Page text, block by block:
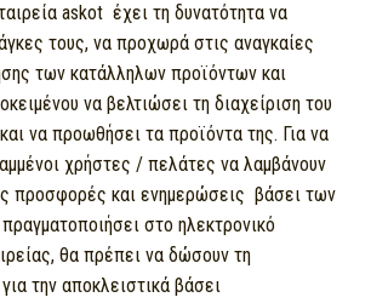
askot έχει τη δυνατότητα να
τους, να προχωρά στις αναγκαίες
των κατάλληλων προϊόντων και
να βελτιώσει τη διαχείριση του
να προωθήσει τα προϊόντα της. Για να
χρήστες / πελάτες να λαμβάνουν
προσφορές και ενημερώσεις βάσει των
στο ηλεκτρονικό
θα πρέπει να δώσουν τη
την αποκλειστικά βάσει